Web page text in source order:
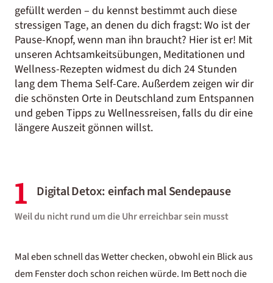
gefüllt werden – du kennst bestimmt auch diese
stressigen Tage, an denen du dich fragst: Wo ist der
Pause-Knopf, wenn man ihn braucht? Hier ist er! Mit
unseren Achtsamkeitsübungen, Meditationen und
Wellness-Rezepten widmest du dich 24 Stunden
lang dem Thema Self-Care. Außerdem zeigen wir dir
die schönsten Orte in Deutschland zum Entspannen
und geben Tipps zu Wellnessreisen, falls du dir eine
längere Auszeit gönnen willst.
1 Digital Detox: einfach mal Sendepause
Weil du nicht rund um die Uhr erreichbar sein musst
Mal eben schnell das Wetter checken, obwohl ein Blick aus
dem Fenster doch schon reichen würde. Im Bett noch die